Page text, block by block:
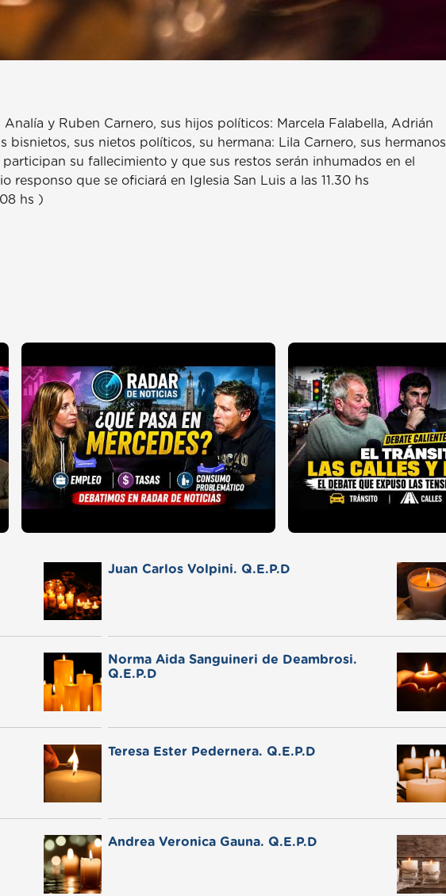
Analía y Ruben Carnero, sus hijos políticos: Marcela Falabella, Adrián
bisnietos, sus nietos políticos, su hermana: Lila Carnero, sus hermanos
su fallecimiento y que sus restos serán inhumados en el
responso que se oficiará en Iglesia San Luis a las 11.30 hs
hs )
Juan Carlos Volpini. Q.E.P.D
Norma Aida Sanguineri de Deambrosi.
Q.E.P.D
Teresa Ester Pedernera. Q.E.P.D
Andrea Veronica Gauna. Q.E.P.D